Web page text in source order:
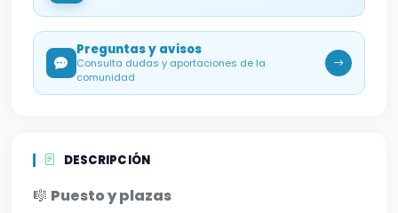
Preguntas y avisos
Consulta dudas y aportaciones de la
comunidad
DESCRIPCIÓN
🎼 Puesto y plazas